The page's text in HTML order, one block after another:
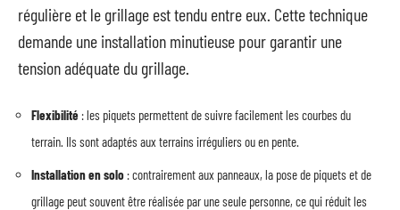
régulière et le grillage est tendu entre eux. Cette technique
demande une installation minutieuse pour garantir une
tension adéquate du grillage.
Flexibilité : les piquets permettent de suivre facilement les courbes du
terrain. Ils sont adaptés aux terrains irréguliers ou en pente.
Installation en solo : contrairement aux panneaux, la pose de piquets et de
grillage peut souvent être réalisée par une seule personne, ce qui réduit les